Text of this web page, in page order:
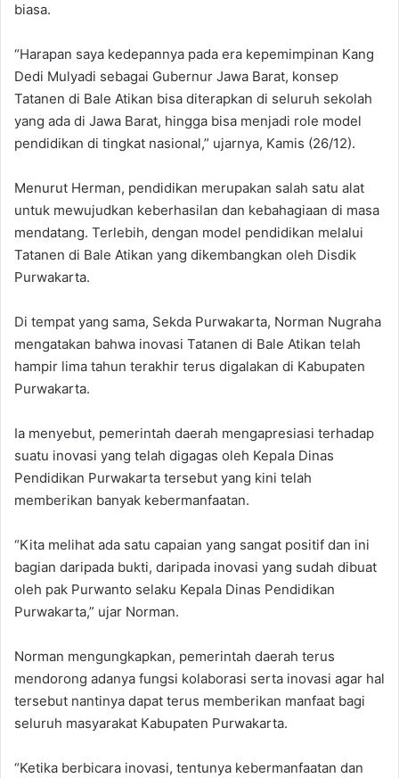
biasa.
“Harapan saya kedepannya pada era kepemimpinan Kang
Dedi Mulyadi sebagai Gubernur Jawa Barat, konsep
Tatanen di Bale Atikan bisa diterapkan di seluruh sekolah
yang ada di Jawa Barat, hingga bisa menjadi role model
pendidikan di tingkat nasional,” ujarnya, Kamis (26/12).
Menurut Herman, pendidikan merupakan salah satu alat
untuk mewujudkan keberhasilan dan kebahagiaan di masa
mendatang. Terlebih, dengan model pendidikan melalui
Tatanen di Bale Atikan yang dikembangkan oleh Disdik
Purwakarta.
Di tempat yang sama, Sekda Purwakarta, Norman Nugraha
mengatakan bahwa inovasi Tatanen di Bale Atikan telah
hampir lima tahun terakhir terus digalakan di Kabupaten
Purwakarta.
Ia menyebut, pemerintah daerah mengapresiasi terhadap
suatu inovasi yang telah digagas oleh Kepala Dinas
Pendidikan Purwakarta tersebut yang kini telah
memberikan banyak kebermanfaatan.
“Kita melihat ada satu capaian yang sangat positif dan ini
bagian daripada bukti, daripada inovasi yang sudah dibuat
oleh pak Purwanto selaku Kepala Dinas Pendidikan
Purwakarta,” ujar Norman.
Norman mengungkapkan, pemerintah daerah terus
mendorong adanya fungsi kolaborasi serta inovasi agar hal
tersebut nantinya dapat terus memberikan manfaat bagi
seluruh masyarakat Kabupaten Purwakarta.
“Ketika berbicara inovasi, tentunya kebermanfaatan dan